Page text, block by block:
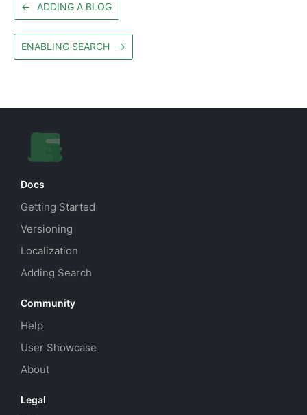
← ADDING A BLOG
ENABLING SEARCH →
Docs
Getting Started
Versioning
Localization
Adding Search
Community
Help
User Showcase
About
Legal